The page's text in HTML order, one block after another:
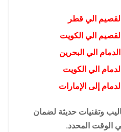
الي قطر
الي الكويت
الي البحرين
الي الكويت
إلى الإمارات
وتقنيات حديثة لضمان
الوقت المحدد.